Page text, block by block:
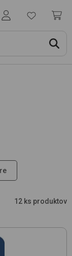
12 ks produktov